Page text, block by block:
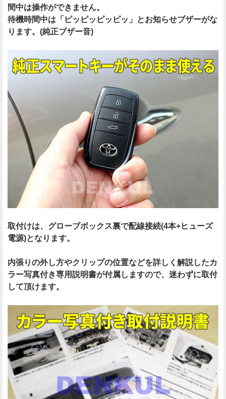
間中は操作ができません。
待機時間中は「ピッピッピッピッ」とお知らせブザーがな
ります。(純正ブザー音)
取付けは、グローブボックス裏で配線接続(4本+ヒューズ
電源)となります。
内張りの外し方やクリップの位置などを詳しく解説したカ
ラー写真付き専用説明書が付属しますので、迷わずに取付
して頂けます。